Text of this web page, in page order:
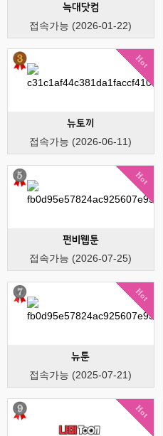
늑대닷컴
접속가능 (2026-01-22)
Hot
뉴토끼
접속가능 (2026-06-11)
Hot
펀비웹툰
접속가능 (2026-07-25)
Hot
뉴툰
접속가능 (2025-07-21)
Hot